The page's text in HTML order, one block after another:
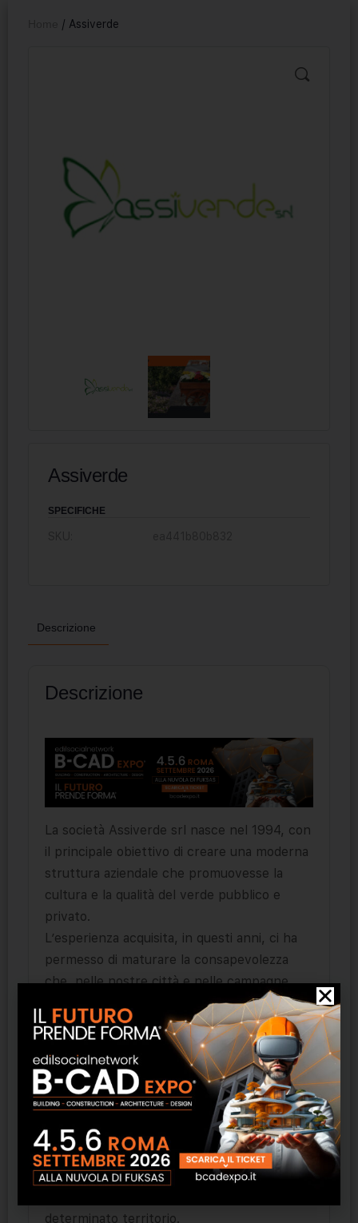
/ Assiverde
Assiverde
SPECIFICHE
Descrizione
Descrizione
La società Assiverde srl nasce nel 1994, con
il principale obiettivo di creare una moderna
struttura aziendale che promuovesse la
cultura e la qualità del verde pubblico e
privato.
L’esperienza acquisita, in questi anni, ci ha
permesso di maturare la consapevolezza
che, nelle nostre città e nelle campagne,
non si può parlare di paesaggio senza
considerare l’importanza dell’intervento
dell’uomo che si pone come parte
integrante e che deve di essere di ausilio allo
sviluppo corretto della natura.
Nella nostra epoca il paesaggio è il risultato
della soddisfazione di diverse esigenze
funzionali, etiche, estetiche ed economiche
determinato territorio.